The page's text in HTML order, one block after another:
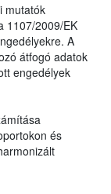
mutatók
1107/2009/EK
A
átfogó adatok
engedélyek
és